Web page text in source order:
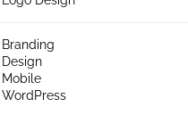
Branding
Design
Mobile
WordPress